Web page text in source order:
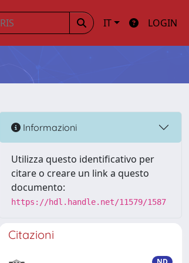
IT LOGIN
Informazioni
Utilizza questo identificativo per
citare o creare un link a questo
documento:
https://hdl.handle.net/11579/1587
Citazioni